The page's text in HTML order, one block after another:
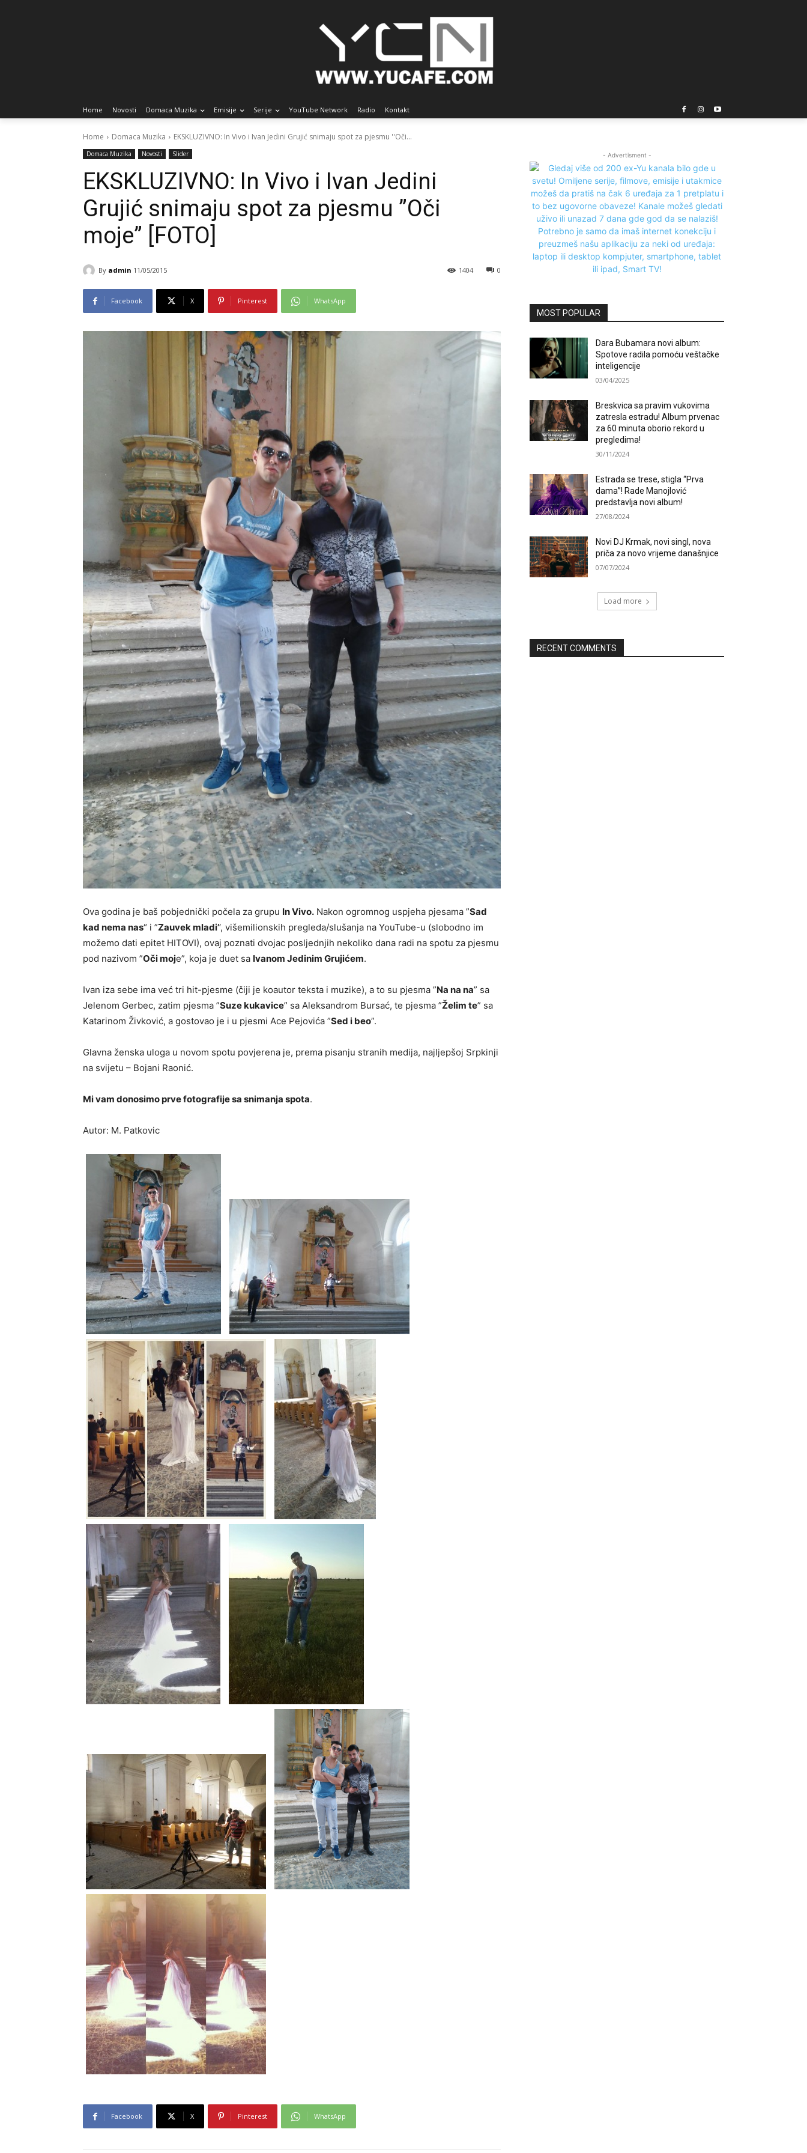
Home Novosti Domaca Muzika Emisije Serije YouTube Network Radio Kontakt
Home Domaca Muzika EKSKLUZIVNO: In Vivo i Ivan Jedini Grujić snimaju spot za pjesmu ''Oči...
Domaca Muzika Novosti Slider
EKSKLUZIVNO: In Vivo i Ivan Jedini
Grujić snimaju spot za pjesmu ”Oči
moje” [FOTO]
By admin 11/05/2015 0
1404
Facebook X Pinterest WhatsApp
Ova godina je baš pobjednički počela za grupu In Vivo. Nakon ogromnog uspjeha pjesama ”Sad
kad nema nas“ i ”Zauvek mladi’‘, višemilionskih pregleda/slušanja na YouTube-u (slobodno im
možemo dati epitet HITOVI), ovaj poznati dvojac posljednjih nekoliko dana radi na spotu za pjesmu
pod nazivom ”Oči moje”, koja je duet sa Ivanom Jedinim Grujićem.
Ivan iza sebe ima već tri hit-pjesme (čiji je koautor teksta i muzike), a to su pjesma ”Na na na” sa
Jelenom Gerbec, zatim pjesma ”Suze kukavice” sa Aleksandrom Bursać, te pjesma ”Želim te” sa
Katarinom Živković, a gostovao je i u pjesmi Ace Pejovića ”Sed i beo”.
Glavna ženska uloga u novom spotu povjerena je, prema pisanju stranih medija, najljepšoj Srpkinji
na svijetu – Bojani Raonić.
Mi vam donosimo prve fotografije sa snimanja spota.
Autor: M. Patkovic
Facebook X Pinterest WhatsApp
- Advertisment -
MOST POPULAR
Dara Bubamara novi album:
Spotove radila pomoću veštačke
inteligencije
03/04/2025
Breskvica sa pravim vukovima
zatresla estradu! Album prvenac
za 60 minuta oborio rekord u
pregledima!
30/11/2024
Estrada se trese, stigla “Prva
dama”! Rade Manojlović
predstavlja novi album!
27/08/2024
Novi DJ Krmak, novi singl, nova
priča za novo vrijeme današnjice
07/07/2024
Load more
RECENT COMMENTS